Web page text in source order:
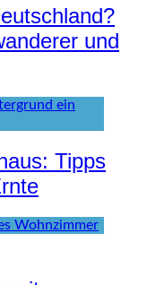
und
Tipps